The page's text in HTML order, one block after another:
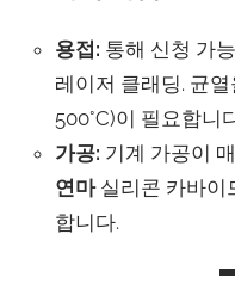
용접: 통해 신청 가능
레이저 클래딩. 균
500°C)이 필요합니
가공: 기계 가공이
연마실리콘 카바이
합니다.